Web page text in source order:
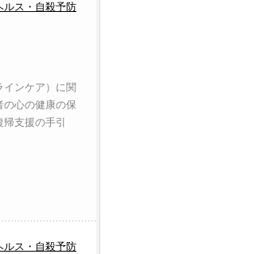
ルス・自殺予防
ンケア）に関
心の健康の保
支援の手引
ルス・自殺予防